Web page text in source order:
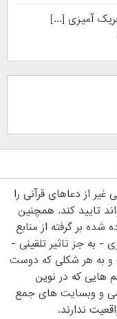
آمیزی [...]
از دعاهای قرآنی را
تایید کند. همچنین
شده بر گرفته از منابع
- به جز تاثیر تلقینی -
و به هر شکلی که دوست
هایی که در نوین
و وبسایت های جمع
ندارند.